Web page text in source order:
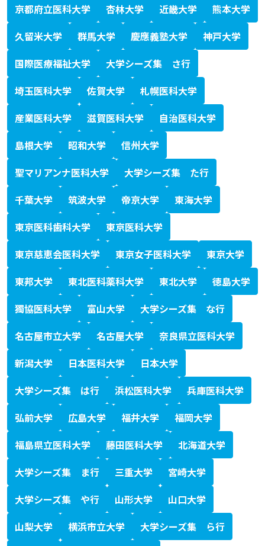
京都府立医科大学
杏林大学 近畿大学
熊本大学
久留米大学
群馬大学 慶應義塾大学
神戸大学
国際医療福祉大学
大学シーズ集 さ行
埼玉医科大学
佐賀大学
札幌医科大学
産業医科大学
滋賀医科大学
自治医科大学
島根大学
昭和大学
信州大学
聖マリアンナ医科大学
大学シーズ集 た行
千葉大学
筑波大学 帝京大学
東海大学
東京医科歯科大学
東京医科大学
東京慈恵会医科大学
東京女子医科大学
東京大学
東邦大学
東北医科薬科大学 東北大学
徳島大学
獨協医科大学
富山大学
大学シーズ集 な行
名古屋市立大学
名古屋大学
奈良県立医科大学
新潟大学
日本医科大学
日本大学
大学シーズ集 は行
浜松医科大学
兵庫医科大学
弘前大学
広島大学 福井大学
福岡大学
福島県立医科大学
藤田医科大学
北海道大学
大学シーズ集 ま行
三重大学
宮崎大学
大学シーズ集 や行
山形大学
山口大学
山梨大学
横浜市立大学
大学シーズ集 ら行